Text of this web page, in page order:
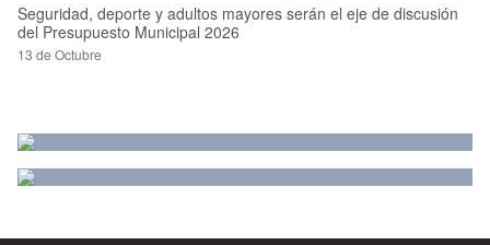
Seguridad, deporte y adultos mayores serán el eje de discusión
del Presupuesto Municipal 2026
13 de Octubre